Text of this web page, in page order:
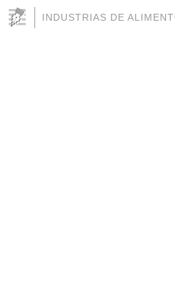
INDUSTRIAS DE